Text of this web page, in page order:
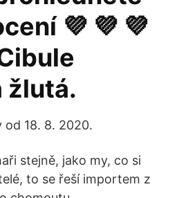
💜 💜 💜
žlutá.
od 18. 8. 2020.
stejně, jako my, co si
to se řeší importem z